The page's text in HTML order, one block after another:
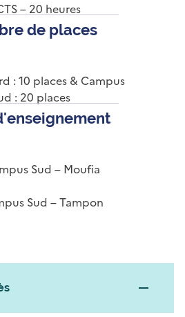
– 20 heures
de places
: 10 places & Campus
: 20 places
Sud – Moufia
Sud – Tampon